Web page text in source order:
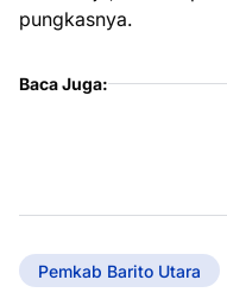
pungkasnya.
Baca Juga:
Pemkab Barito Utara